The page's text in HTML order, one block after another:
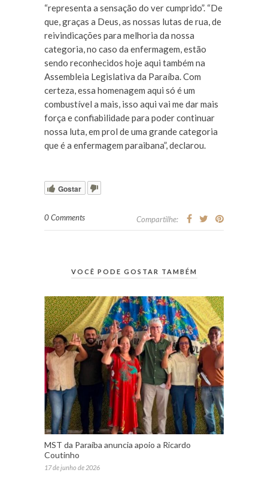
“representa a sensação do ver cumprido”. “De
que, graças a Deus, as nossas lutas de rua, de
reivindicações para melhoria da nossa
categoria, no caso da enfermagem, estão
sendo reconhecidos hoje aqui também na
Assembleia Legislativa da Paraíba. Com
certeza, essa homenagem aqui só é um
combustível a mais, isso aqui vai me dar mais
força e confiabilidade para poder continuar
nossa luta, em prol de uma grande categoria
que é a enfermagem paraibana”, declarou.
Gostar
0 Comments Compartilhe:
VOCÊ PODE GOSTAR TAMBÉM
MST da Paraíba anuncia apoio a Ricardo
Coutinho
17 de junho de 2026